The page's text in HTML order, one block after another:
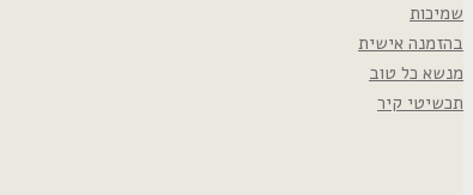
שמיכות
בהזמנה אישית
מנשא כל טוב
תכשיטי קיר